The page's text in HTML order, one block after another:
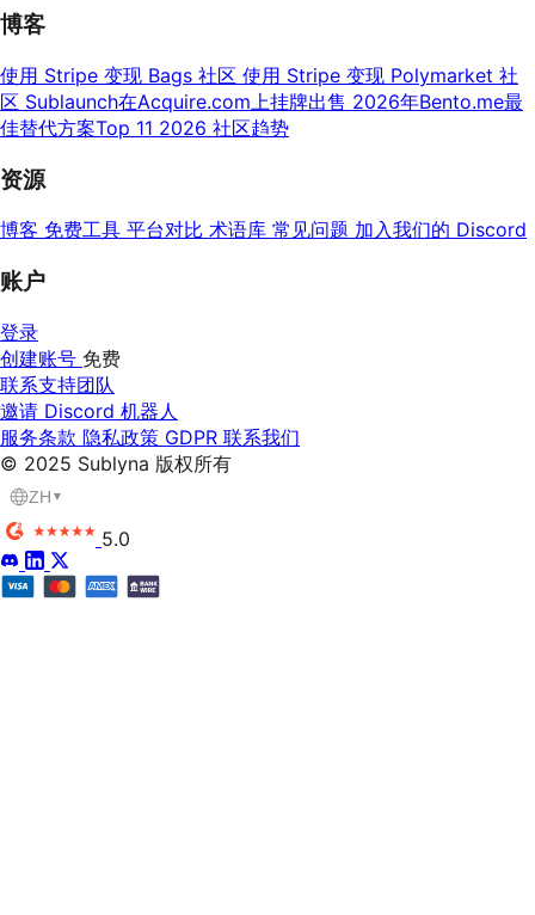
博客
使用 Stripe 变现 Bags 社区 使用 Stripe 变现 Polymarket 社
区 Sublaunch在Acquire.com上挂牌出售 2026年Bento.me最
佳替代方案Top 11 2026 社区趋势
资源
博客 免费工具 平台对比 术语库 常见问题 加入我们的 Discord
账户
登录
创建账号 免费
联系支持团队
邀请 Discord 机器人
服务条款 隐私政策 GDPR 联系我们
© 2025 Sublyna 版权所有
ZH ▼
5.0